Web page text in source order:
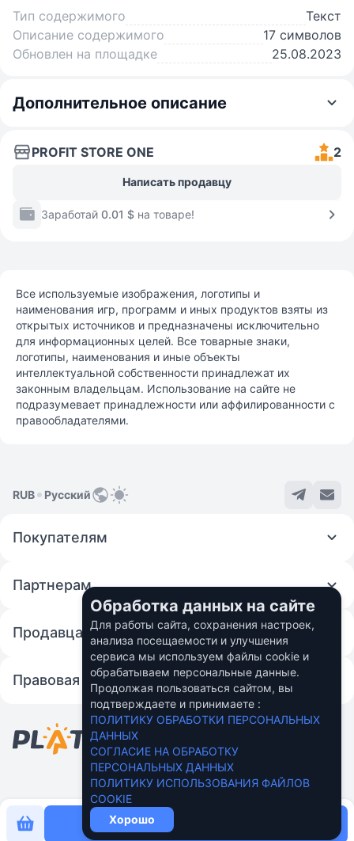
Купить сейчас за
Тип содержимого
Текст
Описание содержимого
17 символов
Обновлен на площадке
25.08.2023
Дополнительное описание
PROFIT STORE ONE 2
Написать продавцу
Заработай 0.01 $ на товаре!
Все используемые изображения, логотипы и
наименования игр, программ и иных продуктов взяты из
открытых источников и предназначены исключительно
для информационных целей. Все товарные знаки,
логотипы, наименования и иные объекты
интеллектуальной собственности принадлежат их
законным владельцам. Использование на сайте не
подразумевает принадлежности или аффилированности с
правообладателями.
RUB Русский
Покупателям
Партнерам
Продавцам
Правовая информация
© 2026 Fincom Teh Ltd.
Персональные данные пользователей в
России обрабатывает ООО "Вебмани.ру"
Обработка данных на сайте
Для работы сайта, сохранения настроек,
анализа посещаемости и улучшения
сервиса мы используем файлы cookie и
обрабатываем персональные данные.
Продолжая пользоваться сайтом, вы
подтверждаете и принимаете :
ПОЛИТИКУ ОБРАБОТКИ ПЕРСОНАЛЬНЫХ
ДАННЫХ
СОГЛАСИЕ НА ОБРАБОТКУ
ПЕРСОНАЛЬНЫХ ДАННЫХ
ПОЛИТИКУ ИСПОЛЬЗОВАНИЯ ФАЙЛОВ
COOKIE
Хорошо